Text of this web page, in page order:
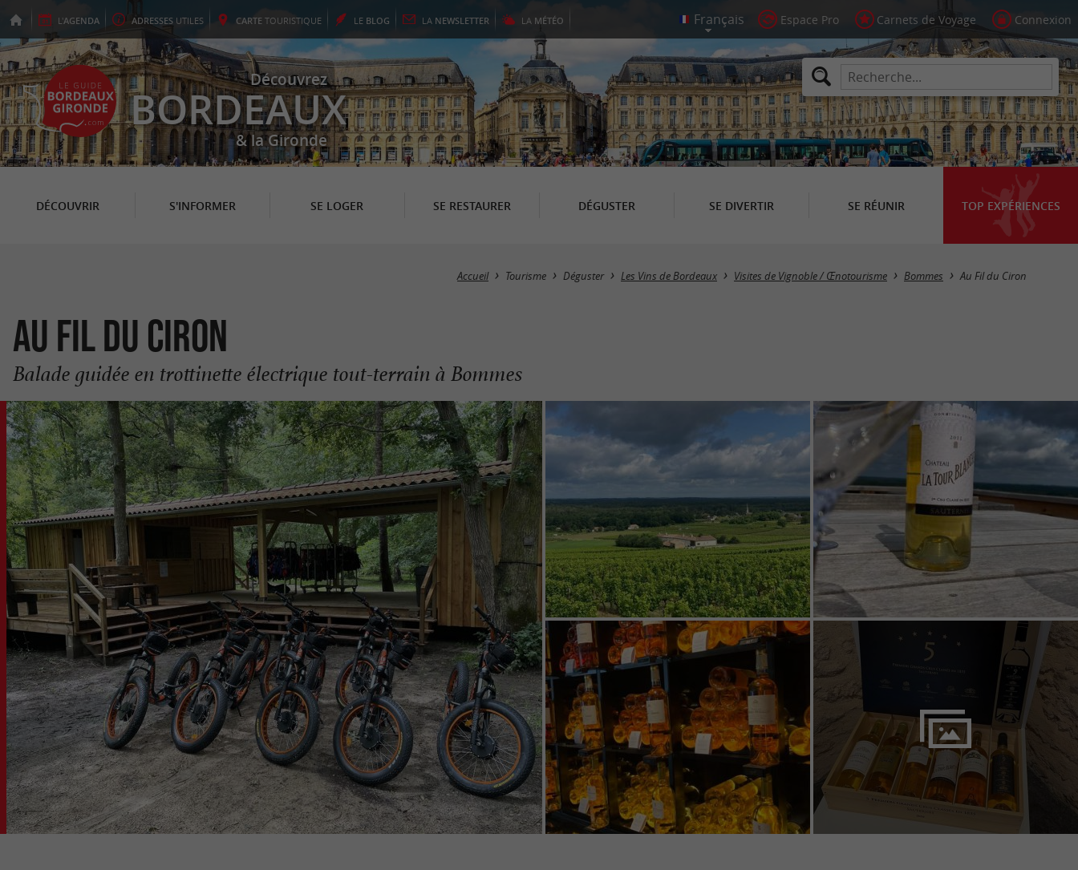
L'AGENDA ADRESSES UTILES CARTE TOURISTIQUE LE BLOG LA NEWSLETTER LA MÉTÉO Espace Pro Carnets de Voyage Connexion
Découvrez
BORDEAUX
& la Gironde
DÉCOUVRIR S'INFORMER SE LOGER SE RESTAURER DÉGUSTER SE DIVERTIR SE RÉUNIR TOP EXPÉRIENCES
Accueil Tourisme Déguster Les Vins de Bordeaux Visites de Vignoble / Œnotourisme Bommes Au Fil du Ciron
Au Fil du Ciron
Balade guidée en trottinette électrique tout-terrain à Bommes